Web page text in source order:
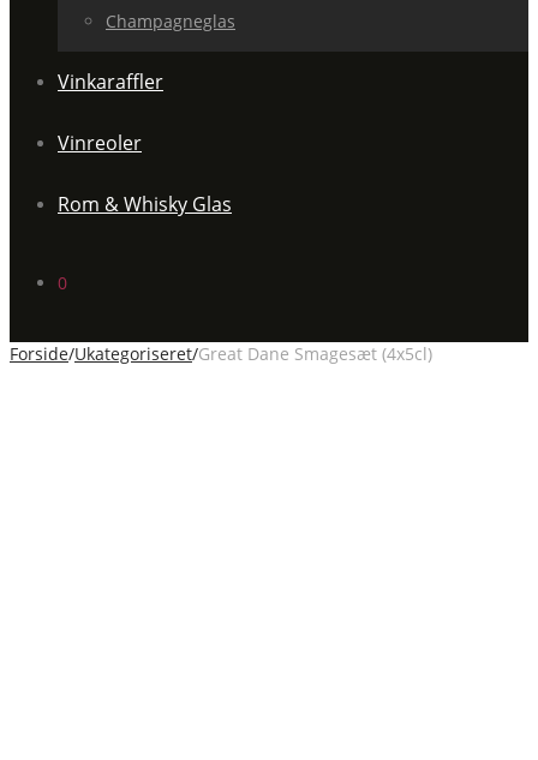
Champagneglas
Vinkaraffler
Vinreoler
Rom & Whisky Glas
0
Forside/Ukategoriseret/Great Dane Smagesæt (4x5cl)